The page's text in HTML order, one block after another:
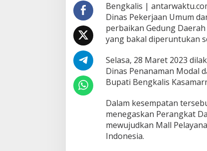
Bengkalis |
Dinas Pekerjaan Umum
perbaikan Gedung
yang bakal diperuntukan
Selasa, 28 Maret 2023
Dinas Penanaman Modal
Bupati Bengkalis
Dalam kesempatan
menegaskan Perangkat
mewujudkan Mall
Indonesia.